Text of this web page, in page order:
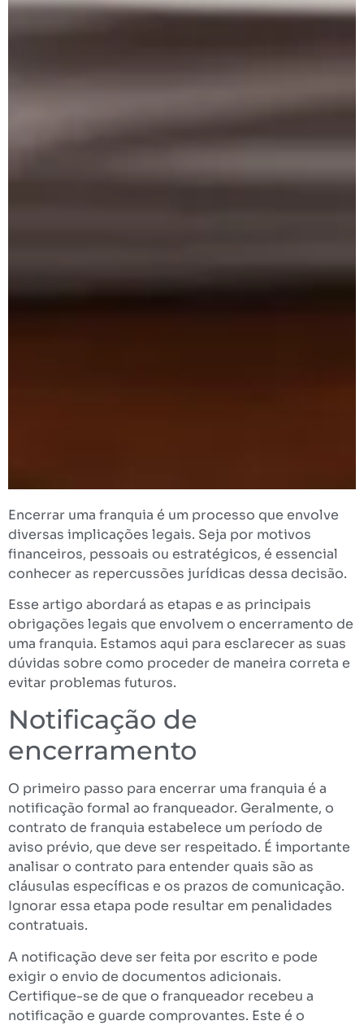
Encerrar uma franquia é um processo que envolve
diversas implicações legais. Seja por motivos
financeiros, pessoais ou estratégicos, é essencial
conhecer as repercussões jurídicas dessa decisão.
Esse artigo abordará as etapas e as principais
obrigações legais que envolvem o encerramento de
uma franquia. Estamos aqui para esclarecer as suas
dúvidas sobre como proceder de maneira correta e
evitar problemas futuros.
Notificação de
encerramento
O primeiro passo para encerrar uma franquia é a
notificação formal ao franqueador. Geralmente, o
contrato de franquia estabelece um período de
aviso prévio, que deve ser respeitado. É importante
analisar o contrato para entender quais são as
cláusulas específicas e os prazos de comunicação.
Ignorar essa etapa pode resultar em penalidades
contratuais.
A notificação deve ser feita por escrito e pode
exigir o envio de documentos adicionais.
Certifique-se de que o franqueador recebeu a
notificação e guarde comprovantes. Este é o